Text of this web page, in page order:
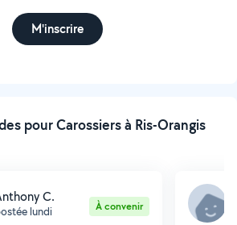
M'inscrire
pour Carossiers à Ris-Orangis
C.
lundi À convenir